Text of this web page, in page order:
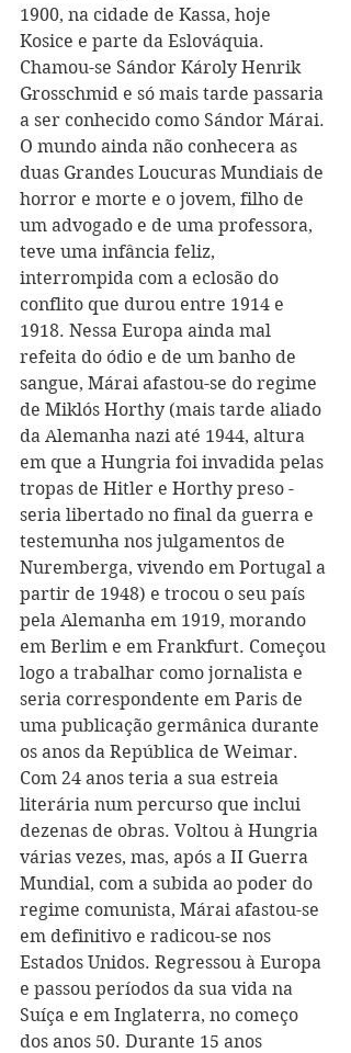
1900, na cidade de Kassa, hoje
Kosice e parte da Eslováquia.
Chamou-se Sándor Károly Henrik
Grosschmid e só mais tarde passaria
a ser conhecido como Sándor Márai.
O mundo ainda não conhecera as
duas Grandes Loucuras Mundiais de
horror e morte e o jovem, filho de
um advogado e de uma professora,
teve uma infância feliz,
interrompida com a eclosão do
conflito que durou entre 1914 e
1918. Nessa Europa ainda mal
refeita do ódio e de um banho de
sangue, Márai afastou-se do regime
de Miklós Horthy (mais tarde aliado
da Alemanha nazi até 1944, altura
em que a Hungria foi invadida pelas
tropas de Hitler e Horthy preso -
seria libertado no final da guerra e
testemunha nos julgamentos de
Nuremberga, vivendo em Portugal a
partir de 1948) e trocou o seu país
pela Alemanha em 1919, morando
em Berlim e em Frankfurt. Começou
logo a trabalhar como jornalista e
seria correspondente em Paris de
uma publicação germânica durante
os anos da República de Weimar.
Com 24 anos teria a sua estreia
literária num percurso que inclui
dezenas de obras. Voltou à Hungria
várias vezes, mas, após a II Guerra
Mundial, com a subida ao poder do
regime comunista, Márai afastou-se
em definitivo e radicou-se nos
Estados Unidos. Regressou à Europa
e passou períodos da sua vida na
Suíça e em Inglaterra, no começo
dos anos 50. Durante 15 anos